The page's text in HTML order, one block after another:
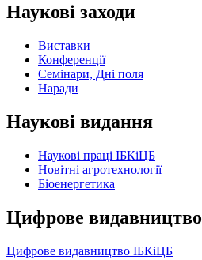
Наукові заходи
Виставки
Конференції
Семінари, Дні поля
Наради
Наукові видання
Наукові праці ІБКіЦБ
Новітні агротехнології
Бiоенергетика
Цифрове видавництво
Цифрове видавництво ІБКіЦБ